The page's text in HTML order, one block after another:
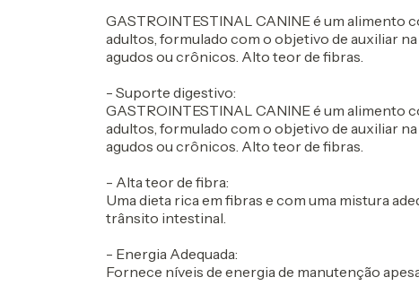
GASTROINTESTINAL CANINE é um alimento
adultos, formulado com o objetivo de auxiliar
agudos ou crônicos. Alto teor de fibras.
- Suporte digestivo:
GASTROINTESTINAL CANINE é um alimento
adultos, formulado com o objetivo de auxiliar
agudos ou crônicos. Alto teor de fibras.
- Alta teor de fibra:
Uma dieta rica em fibras e com uma mistura
trânsito intestinal.
- Energia Adequada:
Fornece níveis de energia de manutenção